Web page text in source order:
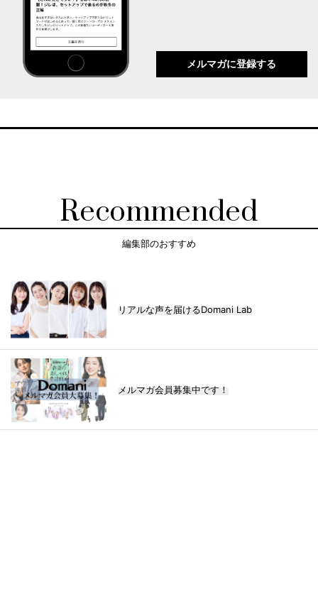
メルマガに登録する
Recommended
編集部のおすすめ
リアルな声を届けるDomani Lab
メルマガ会員募集中です！